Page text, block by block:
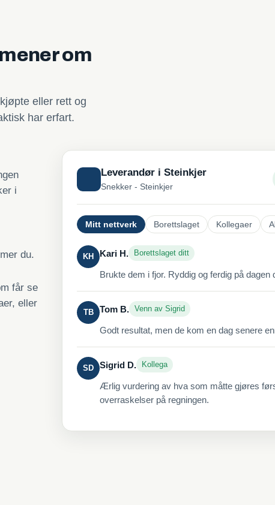
om
eller rett og
har erfart.
i
du.
får se
eller
Leverandør i Steinkjer
Snekker - Steinkjer
Mitt nettverk Borettslaget Kollegaer
KH Kari H. Borettslaget ditt
Brukte dem i fjor. Ryddig og ferdig på dagen
TB Tom B. Venn av Sigrid
Godt resultat, men de kom en dag senere
SD Sigrid D. Kollega
Ærlig vurdering av hva som måtte gjøres
overraskelser på regningen.